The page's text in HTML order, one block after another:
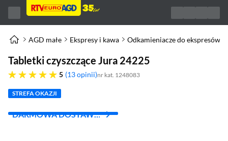
AGD małe Ekspresy i kawa Odkamieniacze do ekspresów
Tabletki czyszczące Jura 24225
5
pięć gwiazdek 13 opinii nr kat. 1248083
STREFA OKAZJI
DARMOWA DOSTAWA